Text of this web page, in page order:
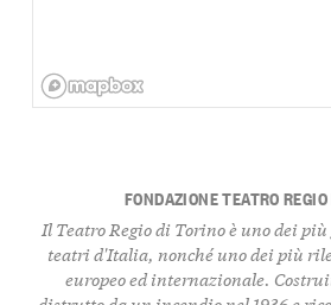
FONDAZIONE TEATRO
Il Teatro Regio di Torino è uno dei
teatri d'Italia, nonché uno dei più
europeo ed internazionale.